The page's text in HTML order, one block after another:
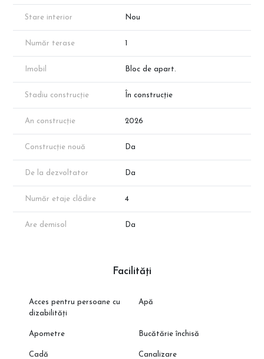
Avans 30% – 281.610 € + TVA
finalizare în 2027. Rezervarea timpurie vă garantează cel mai bun
preț și libertatea de alegere a finisajelor.
Disponibilitatea poate varia. Suprafețele sunt conform schiței de
prezentare; valorile finale vor fi confirmate prin măsurători
🔎 Vizitează CleverImobiliare.ro pentru oferta completă din zona
Pallady.
Stare interior Nou
Număr terase 1
Imobil Bloc de apart.
Stadiu construcție În construcție
An construcție 2026
Construcție nouă Da
De la dezvoltator Da
Număr etaje clădire 4
Are demisol Da
Facilități
Acces pentru persoane cu
dizabilități
Apă
Apometre Bucătărie închisă
Cadă Canalizare